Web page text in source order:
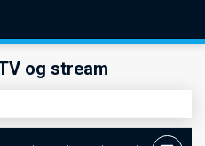
og stream